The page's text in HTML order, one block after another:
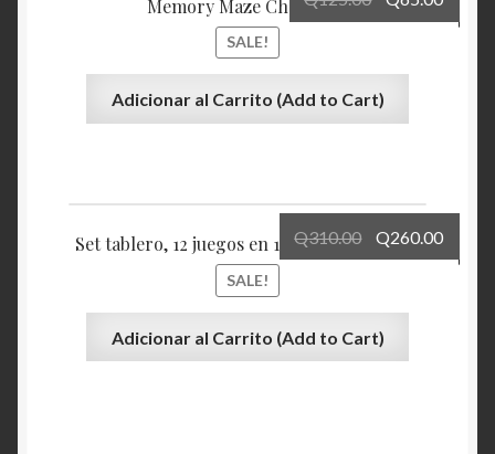
Memory Maze Challenge
SALE!
Adicionar al Carrito (Add to Cart)
Set tablero, 12 juegos en 1 (Juegos de Mesa)
SALE!
Q310.00 Q260.00
Adicionar al Carrito (Add to Cart)